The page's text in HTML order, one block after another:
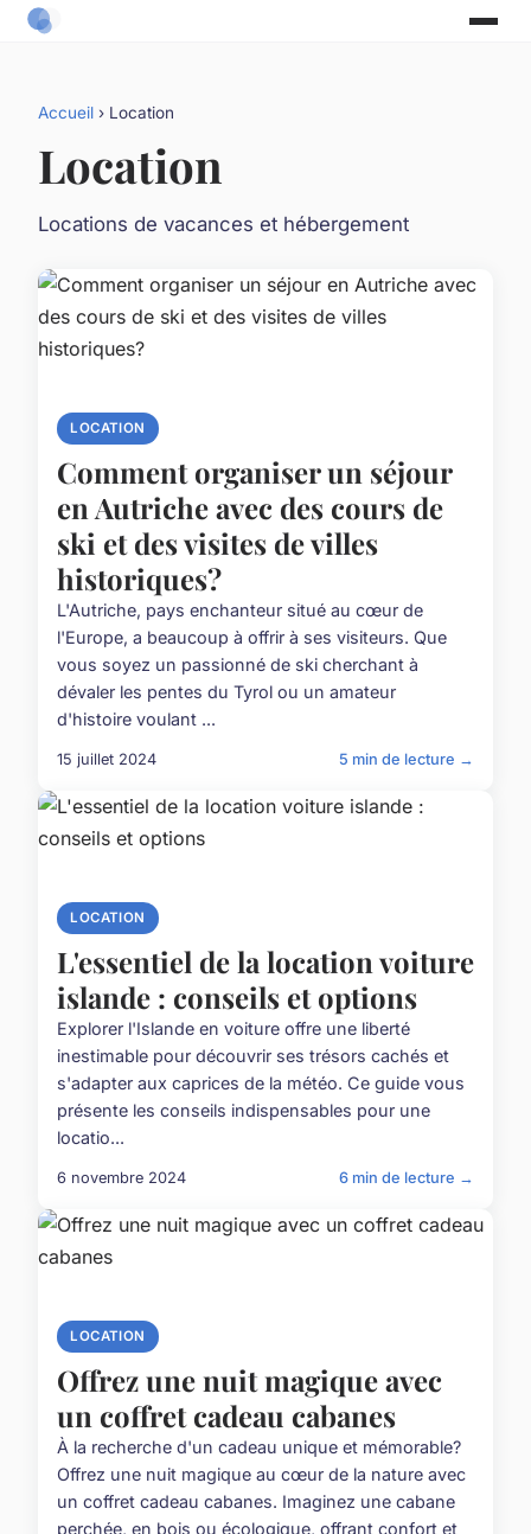
Accueil › Location
Location
Locations de vacances et hébergement
LOCATION
Comment organiser un séjour
en Autriche avec des cours de
ski et des visites de villes
historiques?
L'Autriche, pays enchanteur situé au cœur de
l'Europe, a beaucoup à offrir à ses visiteurs. Que
vous soyez un passionné de ski cherchant à
dévaler les pentes du Tyrol ou un amateur
d'histoire voulant ...
15 juillet 2024 5 min de lecture →
LOCATION
L'essentiel de la location voiture
islande : conseils et options
Explorer l'Islande en voiture offre une liberté
inestimable pour découvrir ses trésors cachés et
s'adapter aux caprices de la météo. Ce guide vous
présente les conseils indispensables pour une
locatio...
6 novembre 2024 6 min de lecture →
LOCATION
Offrez une nuit magique avec
un coffret cadeau cabanes
À la recherche d'un cadeau unique et mémorable?
Offrez une nuit magique au cœur de la nature avec
un coffret cadeau cabanes. Imaginez une cabane
perchée, en bois ou écologique, offrant confort et